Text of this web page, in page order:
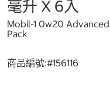
毫升 X 6入
Mobil-1 0w20
Pack
商品編號:#156116